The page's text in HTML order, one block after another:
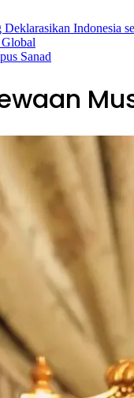
Deklarasikan Indonesia